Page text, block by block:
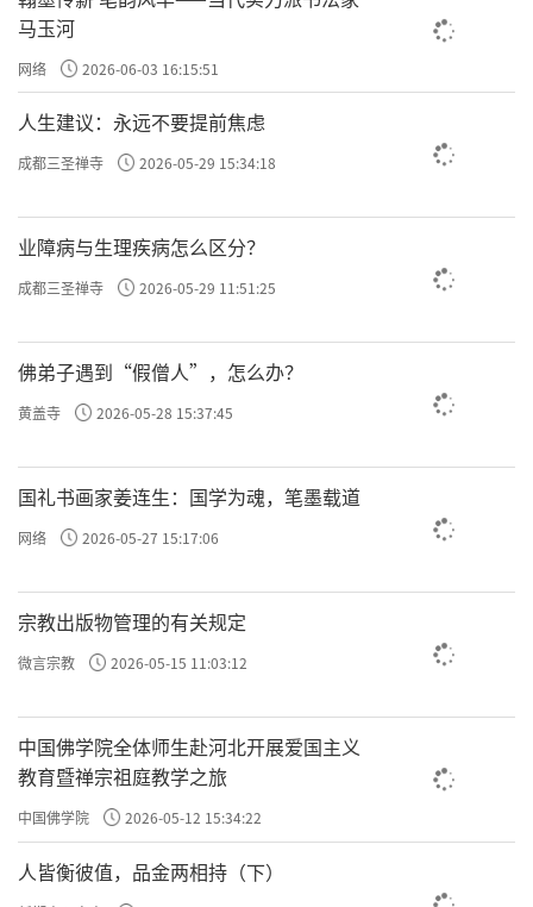
如果身体在慢慢恢复，比如伤口结疤的时候就会觉
态，我们打坐时也会促进气血的运行，这些都没关
系。如果出现痒，就全力以赴用上心力，一般修到
意，就会发现它越痒，不注意时反而会弱化。
第四种是如云般轻扬的感觉。「白叠」指用棉花纺
和白色。「从背上起并」，就是并起的意思。
我们讲过八触 中有「轻」与「重」。「轻」是上
扬，这跟「风大」有关，如果「重」则与「地大」
马玉河
网络 2026-06-03 16:15:51
人生建议：永远不要提前焦虑
成都三圣禅寺 2026-05-29 15:34:18
业障病与生理疾病怎么区分？
成都三圣禅寺 2026-05-29 11:51:25
佛弟子遇到“假僧人”，怎么办？
黄盖寺 2026-05-28 15:37:45
国礼书画家姜连生：国学为魂，笔墨载道
网络 2026-05-27 15:17:06
宗教出版物管理的有关规定
微言宗教 2026-05-15 11:03:12
中国佛学院全体师生赴河北开展爱国主义
教育暨禅宗祖庭教学之旅
中国佛学院 2026-05-12 15:34:22
人皆衡彼值，品金两相持（下）